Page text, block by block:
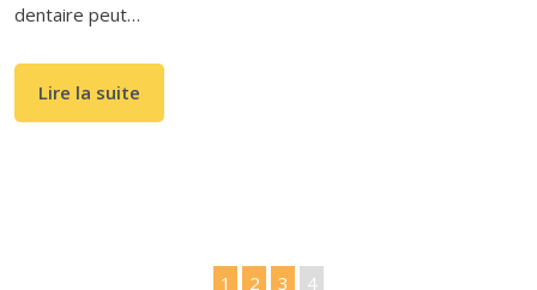
dentaire peut…
Lire la suite
1 2 3 4